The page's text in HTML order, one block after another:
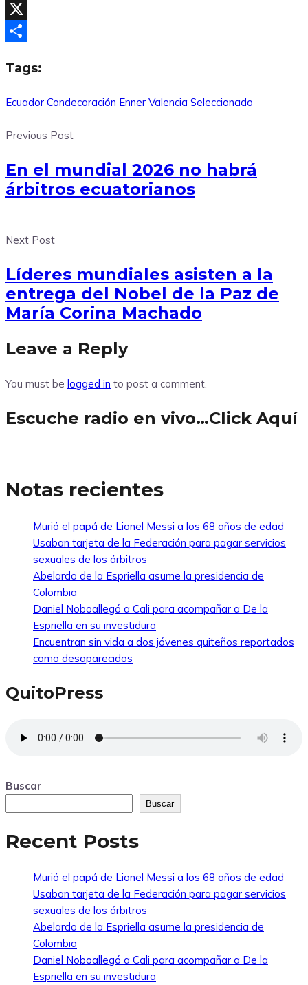
Facebook
X
Tags:
Ecuador Condecoración Enner Valencia Seleccionado
Previous Post
En el mundial 2026 no habrá
árbitros ecuatorianos
Next Post
Líderes mundiales asisten a la
entrega del Nobel de la Paz de
María Corina Machado
Leave a Reply
You must be logged in to post a comment.
Escuche radio en vivo…Click Aquí
Notas recientes
Murió el papá de Lionel Messi a los 68 años de edad
Usaban tarjeta de la Federación para pagar servicios
sexuales de los árbitros
Abelardo de la Espriella asume la presidencia de
Colombia
Daniel Noboallegó a Cali para acompañar a De la
Espriella en su investidura
Encuentran sin vida a dos jóvenes quiteños reportados
como desaparecidos
QuitoPress
Buscar
Buscar
Recent Posts
Murió el papá de Lionel Messi a los 68 años de edad
Usaban tarjeta de la Federación para pagar servicios
sexuales de los árbitros
Abelardo de la Espriella asume la presidencia de
Colombia
Daniel Noboallegó a Cali para acompañar a De la
Espriella en su investidura